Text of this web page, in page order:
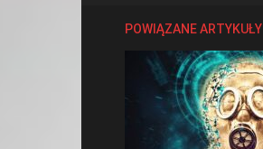
POWIĄZANE ARTYKUŁY